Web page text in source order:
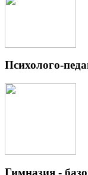
Психолого-
Гимназия -